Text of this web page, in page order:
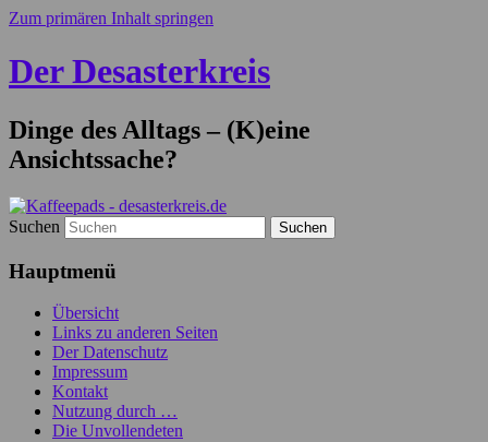
Zum primären Inhalt springen
Der Desasterkreis
Dinge des Alltags – (K)eine
Ansichtssache?
Suchen
Hauptmenü
Übersicht
Links zu anderen Seiten
Der Datenschutz
Impressum
Kontakt
Nutzung durch …
Die Unvollendeten